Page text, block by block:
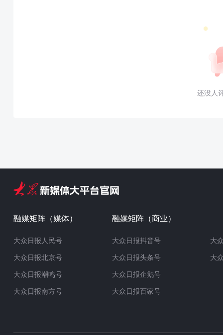
还没人
融媒矩阵（媒体）
大众日报人民号
大众日报北京号
大众日报潮鸣号
大众日报南方号
融媒矩阵（商业）
大众日报抖音号
大众日报头条号
大众日报企鹅号
大众日报百家号
大
大